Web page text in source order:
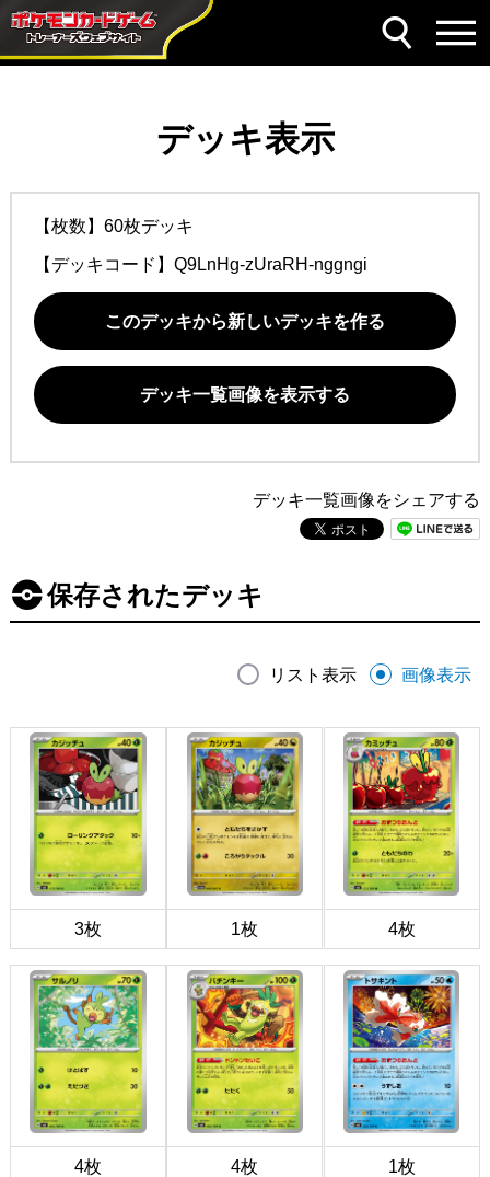
デッキ表示
【枚数】60枚デッキ
【デッキコード】 Q9LnHg-zUraRH-nggngi
このデッキから新しいデッキを作る
デッキ一覧画像を表示する
デッキ一覧画像をシェアする
保存されたデッキ
リスト表示 画像表示
3枚 1枚 4枚
4枚 4枚 1枚